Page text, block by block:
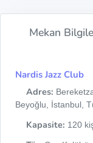
Mekan
Nardis Jazz Club
Adres:
Beyoğlu, İstanbul,
Kapasite: 120